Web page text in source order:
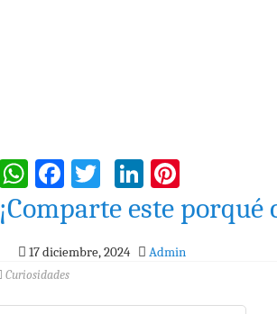
WhatsApp
Facebook
TwitterLinkedIn
¡Comparte este porqué
17 diciembre, 2024 Admin
Curiosidades